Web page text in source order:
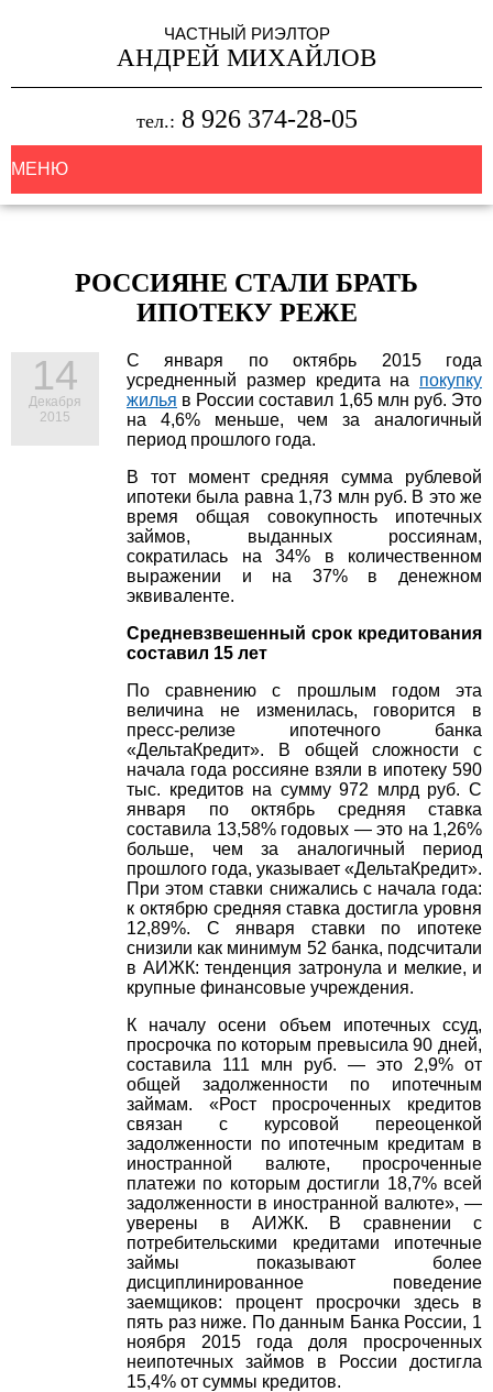
ЧАСТНЫЙ РИЭЛТОР
АНДРЕЙ МИХАЙЛОВ
тел.: 8 926 374-28-05
МЕНЮ
РОССИЯНЕ СТАЛИ БРАТЬ
ИПОТЕКУ РЕЖЕ
14
Декабря
2015
С января по октябрь 2015 года
усредненный размер кредита на покупку
жилья в России составил 1,65 млн руб. Это
на 4,6% меньше, чем за аналогичный
период прошлого года.
В тот момент средняя сумма рублевой
ипотеки была равна 1,73 млн руб. В это же
время общая совокупность ипотечных
займов, выданных россиянам,
сократилась на 34% в количественном
выражении и на 37% в денежном
эквиваленте.
Средневзвешенный срок кредитования
составил 15 лет
По сравнению с прошлым годом эта
величина не изменилась, говорится в
пресс-релизе ипотечного банка
«ДельтаКредит». В общей сложности с
начала года россияне взяли в ипотеку 590
тыс. кредитов на сумму 972 млрд руб. С
января по октябрь средняя ставка
составила 13,58% годовых — это на 1,26%
больше, чем за аналогичный период
прошлого года, указывает «ДельтаКредит».
При этом ставки снижались с начала года:
к октябрю средняя ставка достигла уровня
12,89%. С января ставки по ипотеке
снизили как минимум 52 банка, подсчитали
в АИЖК: тенденция затронула и мелкие, и
крупные финансовые учреждения.
К началу осени объем ипотечных ссуд,
просрочка по которым превысила 90 дней,
составила 111 млн руб. — это 2,9% от
общей задолженности по ипотечным
займам. «Рост просроченных кредитов
связан с курсовой переоценкой
задолженности по ипотечным кредитам в
иностранной валюте, просроченные
платежи по которым достигли 18,7% всей
задолженности в иностранной валюте», —
уверены в АИЖК. В сравнении с
потребительскими кредитами ипотечные
займы показывают более
дисциплинированное поведение
заемщиков: процент просрочки здесь в
пять раз ниже. По данным Банка России, 1
ноября 2015 года доля просроченных
неипотечных займов в России достигла
15,4% от суммы кредитов.